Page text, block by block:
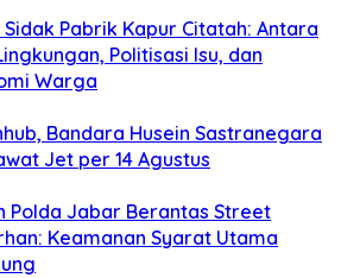
Pabrik Kapur Citatah: Antara
Politisasi Isu, dan
Warga
Bandara Husein Sastranegara
Jet per 14 Agustus
Polda Jabar Berantas Street
Keamanan Syarat Utama